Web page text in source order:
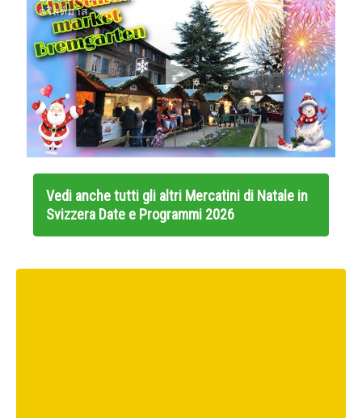
คริสต์มาส
Vedi anche tutti gli altri Mercatini di Natale in
Svizzera Date e Programmi 2026